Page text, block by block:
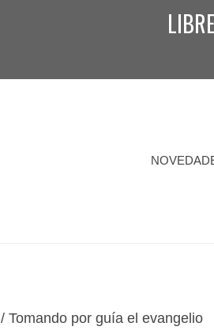
/ Tomando por guía el evangelio